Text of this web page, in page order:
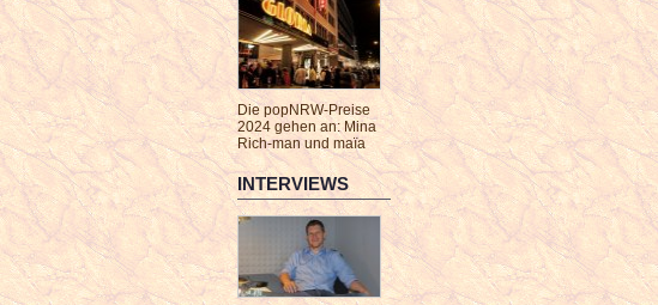
Die popNRW-Preise
2024 gehen an: Mina
Rich-man und maïa
INTERVIEWS